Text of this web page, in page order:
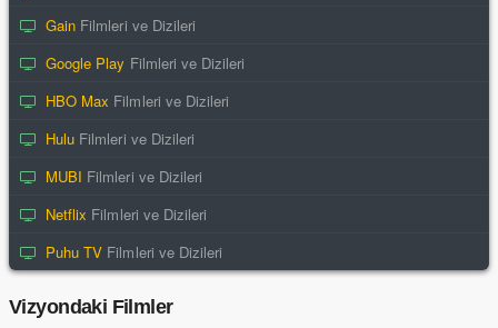
Gain Filmleri ve Dizileri
Google Play Filmleri ve Dizileri
HBO Max Filmleri ve Dizileri
Hulu Filmleri ve Dizileri
MUBI Filmleri ve Dizileri
Netflix Filmleri ve Dizileri
Puhu TV Filmleri ve Dizileri
Vizyondaki Filmler